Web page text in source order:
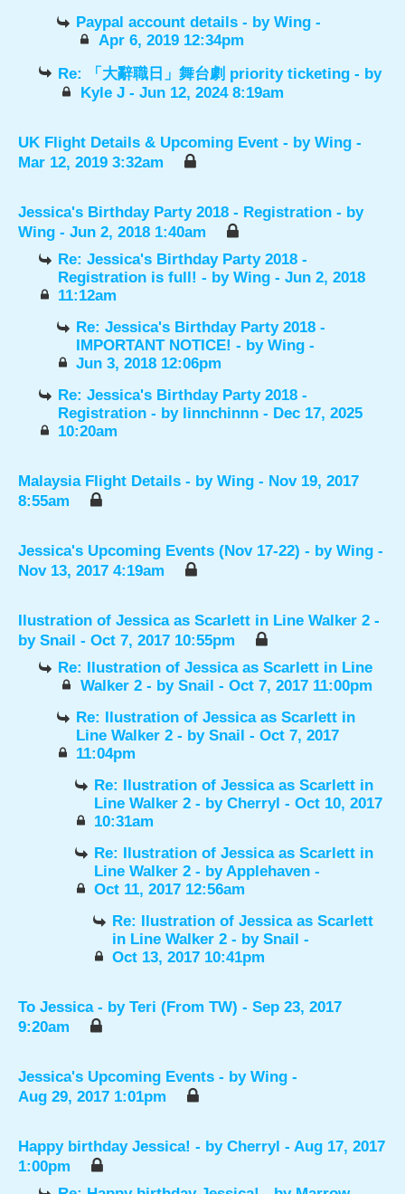
Paypal account details - byWing -
Apr 6, 2019 12:34pm
Re: 「大辭職日」舞台劇 priority ticketing - by
Kyle J- Jun 12, 2024 8:19am
UK Flight Details & Upcoming Event - by Wing -
Mar 12, 2019 3:32am
Jessica's Birthday Party 2018 - Registration - by
Wing - Jun 2, 2018 1:40am
Re: Jessica's Birthday Party 2018 -
Registration is full! - byWing - Jun 2, 2018
11:12am
Re: Jessica's Birthday Party 2018 -
IMPORTANT NOTICE! - byWing -
Jun 3, 2018 12:06pm
Re: Jessica's Birthday Party 2018 -
Registration - by linnchinnn - Dec 17, 2025
10:20am
Malaysia Flight Details - by Wing - Nov 19, 2017
8:55am
Jessica's Upcoming Events (Nov 17-22) - by Wing -
Nov 13, 2017 4:19am
Ilustration of Jessica as Scarlett in Line Walker 2 -
by Snail - Oct 7, 2017 10:55pm
Re: Ilustration of Jessica as Scarlett in Line
Walker 2 - by Snail - Oct 7, 2017 11:00pm
Re: Ilustration of Jessica as Scarlett in
Line Walker 2 - bySnail - Oct 7, 2017
11:04pm
Re: Ilustration of Jessica as Scarlett in
Line Walker 2 - byCherryl - Oct 10, 2017
10:31am
Re: Ilustration of Jessica as Scarlett in
Line Walker 2 - byApplehaven -
Oct 11, 2017 12:56am
Re: Ilustration of Jessica as Scarlett
in Line Walker 2 - bySnail -
Oct 13, 2017 10:41pm
To Jessica - by Teri (From TW) - Sep 23, 2017
9:20am
Jessica's Upcoming Events - by Wing -
Aug 29, 2017 1:01pm
Happy birthday Jessica! - by Cherryl - Aug 17, 2017
1:00pm